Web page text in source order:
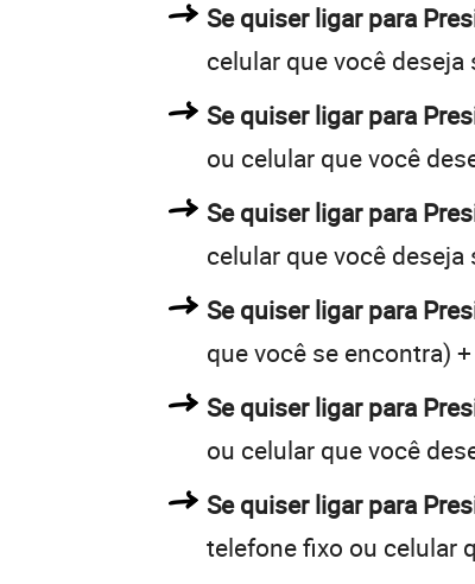
Se quiser ligar para
celular que você deseja
Se quiser ligar para
ou celular que você
Se quiser ligar para
celular que você deseja
Se quiser ligar para
que você se encontra)
Se quiser ligar para
ou celular que você
Se quiser ligar para
telefone fixo ou celular